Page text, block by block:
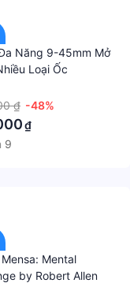
giao từ
phẩm
Nhà Bán Hàng
chịu thuế
cung cấp
Năng 9-45mm Mở
Loại Ốc
₫ -48%
₫
9
Mental
by Robert Allen